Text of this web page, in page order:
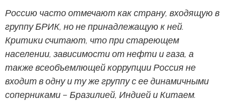
Россию часто отмечают как страну, входящую в
группу БРИК, но не принадлежащую к ней.
Критики считают, что при стареющем
населении, зависимости от нефти и газа, а
также всеобъемлющей коррупции Россия не
входит в одну и ту же группу с ее динамичными
соперниками – Бразилией, Индией и Китаем.